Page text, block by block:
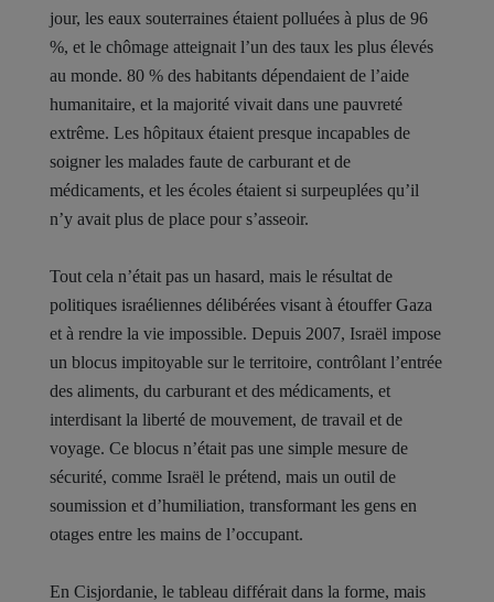
jour, les eaux souterraines étaient polluées à plus de 96
%, et le chômage atteignait l’un des taux les plus élevés
au monde. 80 % des habitants dépendaient de l’aide
humanitaire, et la majorité vivait dans une pauvreté
extrême. Les hôpitaux étaient presque incapables de
soigner les malades faute de carburant et de
médicaments, et les écoles étaient si surpeuplées qu’il
n’y avait plus de place pour s’asseoir.
Tout cela n’était pas un hasard, mais le résultat de
politiques israéliennes délibérées visant à étouffer Gaza
et à rendre la vie impossible. Depuis 2007, Israël impose
un blocus impitoyable sur le territoire, contrôlant l’entrée
des aliments, du carburant et des médicaments, et
interdisant la liberté de mouvement, de travail et de
voyage. Ce blocus n’était pas une simple mesure de
sécurité, comme Israël le prétend, mais un outil de
soumission et d’humiliation, transformant les gens en
otages entre les mains de l’occupant.
En Cisjordanie, le tableau différait dans la forme, mais